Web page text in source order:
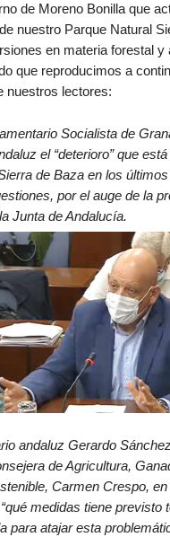
de Moreno Bonilla que
nuestro Parque Natural
en materia forestal y
que reproducimos a
nuestros lectores:
Socialista de
el “deterioro” que
de Baza en los
por el auge de la
Junta de Andalucía.
andaluz Gerardo
de Agricultura,
Carmen Crespo,
medidas tiene previsto
para atajar esta